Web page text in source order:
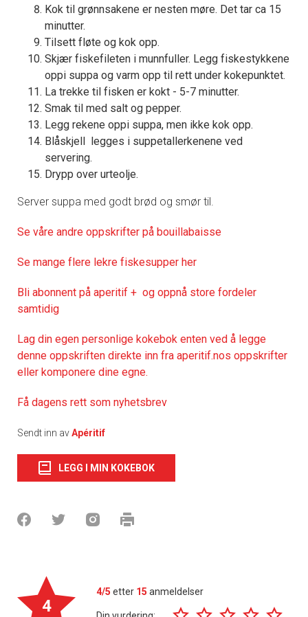
Kok til grønnsakene er nesten møre. Det tar ca 15
minutter.
Tilsett fløte og kok opp.
Skjær fiskefileten i munnfuller. Legg fiskestykkene
oppi suppa og varm opp til rett under kokepunktet.
La trekke til fisken er kokt - 5-7 minutter.
Smak til med salt og pepper.
Legg rekene oppi suppa, men ikke kok opp.
Blåskjell legges i suppetallerkenene ved
servering.
Drypp over urteolje.
Server suppa med godt brød og smør til.
Se våre andre oppskrifter på bouillabaisse
Se mange flere lekre fiskesupper her
Bli abonnent på aperitif + og oppnå store fordeler
samtidig
Lag din egen personlige kokebok enten ved å legge
denne oppskriften direkte inn fra aperitif.nos oppskrifter
eller komponere dine egne.
Få dagens rett som nyhetsbrev
Sendt inn avApéritif
LEGG I MIN KOKEBOK
4
4/5 etter 15 anmeldelser